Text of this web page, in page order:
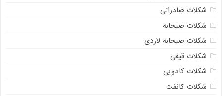
شکلات صادراتی
شکلات صبحانه
شکلات صبحانه لاردی
شکلات قیفی
شکلات کادویی
شکلات کانفت